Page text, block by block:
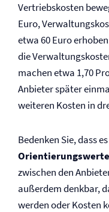
Vertriebskosten
Euro,
etwa 60 Euro
die
machen etwa 1,70
Anbieter später
weiteren Kosten in
Bedenken Sie, dass
Orientierungswerte
zwischen den
außerdem denkbar,
werden oder Kosten